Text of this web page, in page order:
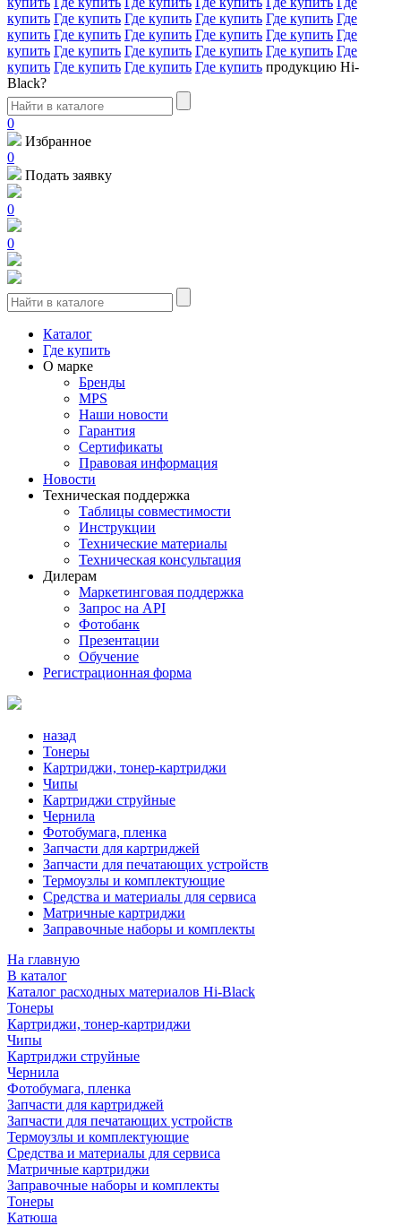
купить Где купить Где купить Где купить Где купить Где
купить Где купить Где купить Где купить Где купить Где
купить Где купить Где купить Где купить Где купить Где
купить Где купить Где купить Где купить продукцию Hi-
Black?
0
Избранное
0
Подать заявку
0
0
Каталог
Где купить
О марке
Бренды
MPS
Наши новости
Гарантия
Сертификаты
Правовая информация
Новости
Техническая поддержка
Таблицы совместимости
Инструкции
Технические материалы
Техническая консультация
Дилерам
Маркетинговая поддержка
Запрос на API
Фотобанк
Презентации
Обучение
Регистрационная форма
назад
Тонеры
Картриджи, тонер-картриджи
Чипы
Картриджи струйные
Чернила
Фотобумага, пленка
Запчасти для картриджей
Запчасти для печатающих устройств
Термоузлы и комплектующие
Средства и материалы для сервиса
Матричные картриджи
Заправочные наборы и комплекты
На главную
В каталог
Каталог расходных материалов Hi-Black
Тонеры
Картриджи, тонер-картриджи
Чипы
Картриджи струйные
Чернила
Фотобумага, пленка
Запчасти для картриджей
Запчасти для печатающих устройств
Термоузлы и комплектующие
Средства и материалы для сервиса
Матричные картриджи
Заправочные наборы и комплекты
Тонеры
Катюша